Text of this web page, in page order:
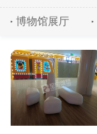
博物馆展厅